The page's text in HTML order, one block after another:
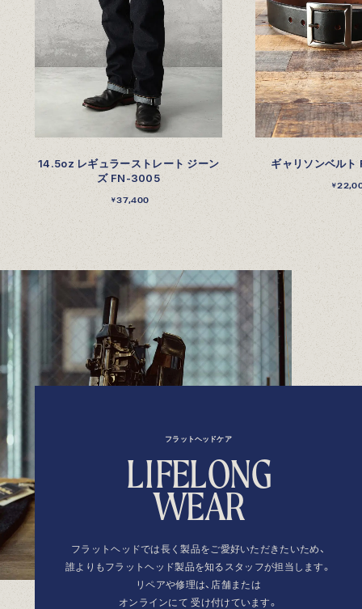
14.5oz レギュラーストレート ジーン
ズ FN-3005
￥37,400
ギャリソンベル
￥
フラットヘッドケア
LIFELONG
WEAR
フラットヘッドでは長く製品を ご愛好いただきたいため、
誰よりもフラットヘッド製品を知るスタッフが担当します。
リペアや修理は、店舗または
オンラインにて 受け付けています。